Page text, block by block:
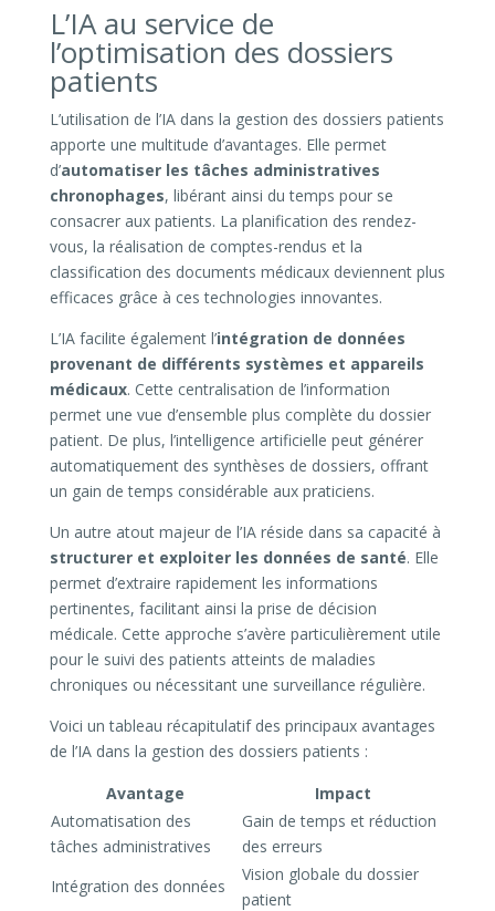
L’IA au service de
l’optimisation des dossiers
patients
L’utilisation de l’IA dans la gestion des dossiers patients
apporte une multitude d’avantages. Elle permet
d’automatiser les tâches administratives
chronophages, libérant ainsi du temps pour se
consacrer aux patients. La planification des rendez-
vous, la réalisation de comptes-rendus et la
classification des documents médicaux deviennent plus
efficaces grâce à ces technologies innovantes.
L’IA facilite également l’intégration de données
provenant de différents systèmes et appareils
médicaux. Cette centralisation de l’information
permet une vue d’ensemble plus complète du dossier
patient. De plus, l’intelligence artificielle peut générer
automatiquement des synthèses de dossiers, offrant
un gain de temps considérable aux praticiens.
Un autre atout majeur de l’IA réside dans sa capacité à
structurer et exploiter les données de santé. Elle
permet d’extraire rapidement les informations
pertinentes, facilitant ainsi la prise de décision
médicale. Cette approche s’avère particulièrement utile
pour le suivi des patients atteints de maladies
chroniques ou nécessitant une surveillance régulière.
Voici un tableau récapitulatif des principaux avantages
de l’IA dans la gestion des dossiers patients :
Avantage
Impact
Automatisation des
tâches administratives
Gain de temps et réduction
des erreurs
Intégration des données
Vision globale du dossier
patient